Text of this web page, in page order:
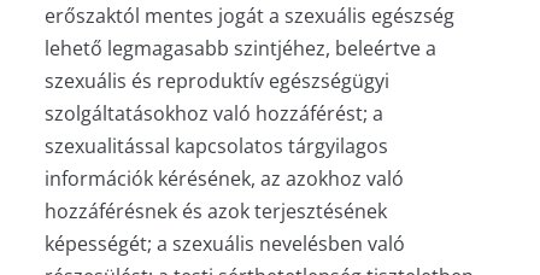
erőszaktól mentes jogát a szexuális egészség
lehető legmagasabb szintjéhez, beleértve a
szexuális és reproduktív egészségügyi
szolgáltatásokhoz való hozzáférést; a
szexualitással kapcsolatos tárgyilagos
információk kérésének, az azokhoz való
hozzáférésnek és azok terjesztésének
képességét; a szexuális nevelésben való